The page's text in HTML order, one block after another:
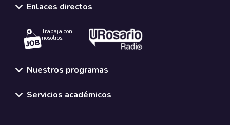
Enlaces directos
Trabaja con
nosotros.
Nuestros programas
Servicios académicos